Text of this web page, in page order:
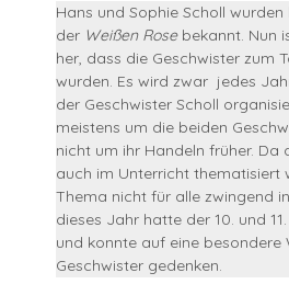
Hans und Sophie Scholl
der Weißen Rosebekannt. Nun
her, dass die Geschwister zum
wurden. Es wird zwar jedes
der Geschwister Scholl
meistens um die beiden
nicht um ihr Handeln früher. Da
auch im Unterricht thematisiert
Thema nicht für alle zwingend
dieses Jahr hatte der 10. und
und konnte auf eine besondere
Geschwister gedenken.